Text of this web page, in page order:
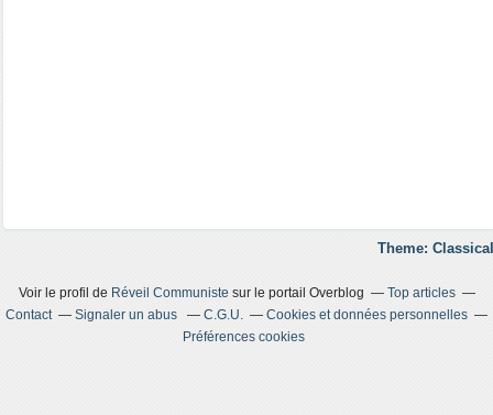
Theme:
Voir le profil de Réveil Communiste sur le portail Overblog
Top articles
Contact
Signaler un abus C.G.U.
Cookies et données personnelles
Préférences cookies